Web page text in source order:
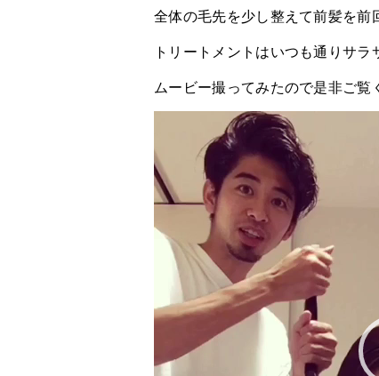
全体の毛先を少し整えて前髪を前
トリートメントはいつも通りサ
ムービー撮ってみたので是非ご
画
プ
レ